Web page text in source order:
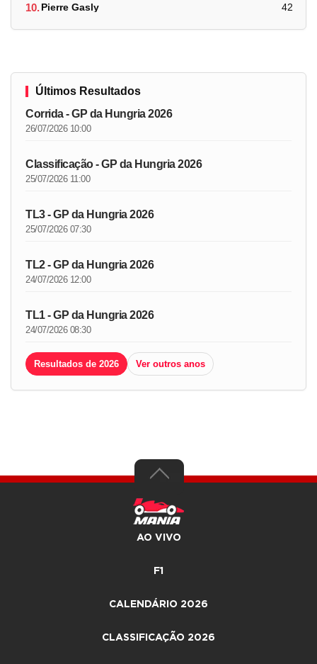
10.Pierre Gasly 42
Últimos Resultados
Corrida - GP da Hungria 2026
26/07/2026 10:00
Classificação - GP da Hungria 2026
25/07/2026 11:00
TL3 - GP da Hungria 2026
25/07/2026 07:30
TL2 - GP da Hungria 2026
24/07/2026 12:00
TL1 - GP da Hungria 2026
24/07/2026 08:30
Resultados de 2026 Ver outros anos
AO VIVO
F1
CALENDÁRIO 2026
CLASSIFICAÇÃO 2026